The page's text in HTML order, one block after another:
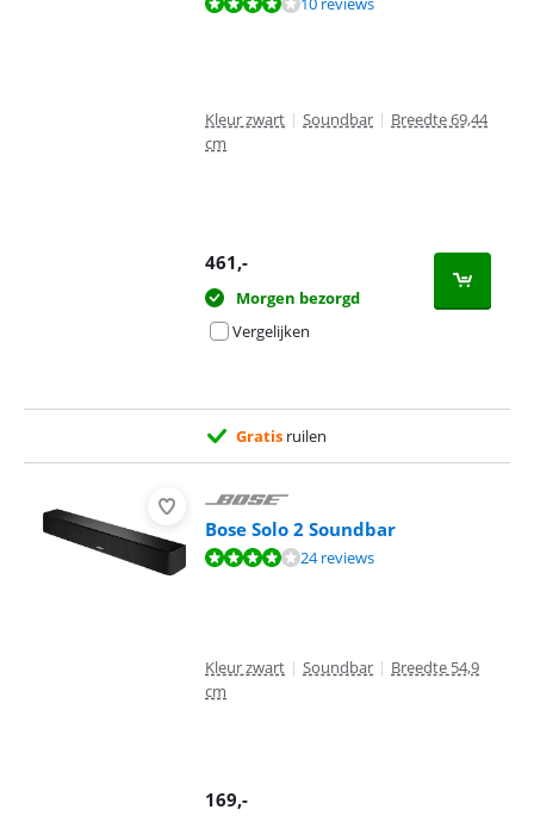
Kleur zwart | Soundbar | Breedte 69,44
cm
461,-
Morgen bezorgd
Vergelijken
Gratis ruilen
Bose Solo 2 Soundbar
Beoordeling is 8,4 van de 10, gebaseerd op 24 reviews.
24 reviews
Kleur zwart | Soundbar | Breedte 54,9
cm
169,-